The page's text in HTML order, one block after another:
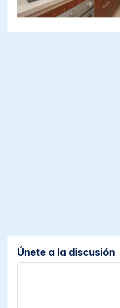
Únete a la discusión